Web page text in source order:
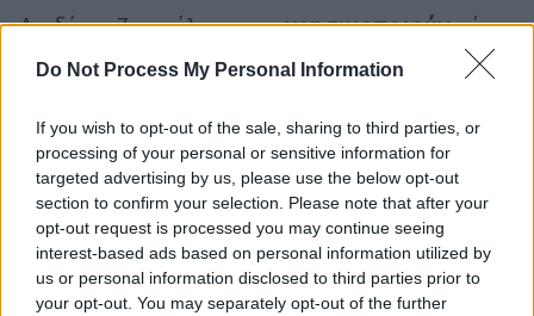
Do Not Process My Personal Information
If you wish to opt-out of the sale, sharing to third parties, or
processing of your personal or sensitive information for
targeted advertising by us, please use the below opt-out
section to confirm your selection. Please note that after your
opt-out request is processed you may continue seeing
interest-based ads based on personal information utilized by
us or personal information disclosed to third parties prior to
your opt-out. You may separately opt-out of the further
Δε δίσταζαν μάλιστα ναχρησιμοποιούνμέχρι
και τον ίδιο τον πρωθυπουργό
στις δήθεν
αναρτήσεις τους, ώστε να καταφέρουν να
παρασύρουνανυποψίαστα θύματα και να
τουςαδειάσουντους τραπεζικούς
λογαριασμούς τη στιγμή που αυτά θεωρούν
ότιεπενδύουνσε εταιρεία ενέργειας.
ΔΙΑΒΑΣΤΕ ΕΠΙΣΗΣ